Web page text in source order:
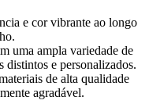
e cor vibrante ao longo
uma ampla variedade de
distintos e personalizados.
de alta qualidade
agradável.